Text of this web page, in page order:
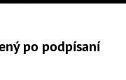
po podpísaní